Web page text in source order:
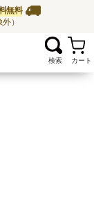
無料
）
ン通販ならワイ
お気に入